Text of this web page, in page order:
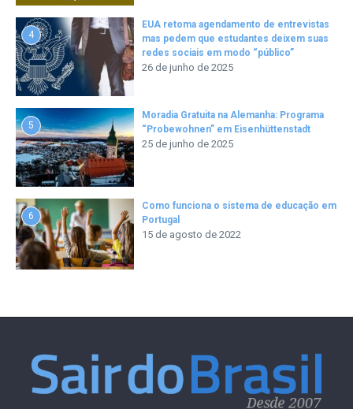
4
EUA retoma agendamento de entrevistas
mas pedem que estudantes deixem suas
redes sociais em modo “público”
26 de junho de 2025
5
Moradia Gratuita na Alemanha: Programa
“Probewohnen” em Eisenhüttenstadt
25 de junho de 2025
6
Como funciona o sistema de educação em
Portugal
15 de agosto de 2022